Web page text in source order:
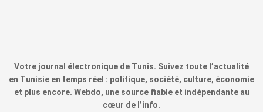
Votre journal électronique de Tunis. Suivez toute l’actualité
en Tunisie en temps réel : politique, société, culture, économie
et plus encore. Webdo, une source fiable et indépendante au
cœur de l’info.